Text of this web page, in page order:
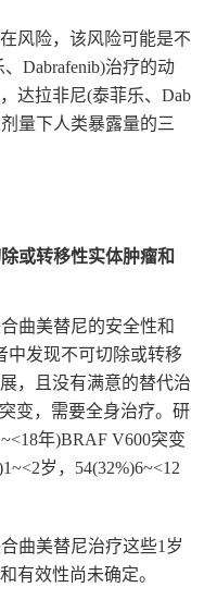
风险，该风险可能是不
Dabrafenib)治疗的动
达拉非尼(泰菲乐、Dab
量下人类暴露量的三
或转移性实体肿瘤和
曲美替尼的安全性和
中发现不可切除或转移
，且没有满意的替代治
变，需要全身治疗。研
年)BRAF V600突变
岁，54(32%)6~<12
曲美替尼治疗这些1岁
有效性尚未确定。